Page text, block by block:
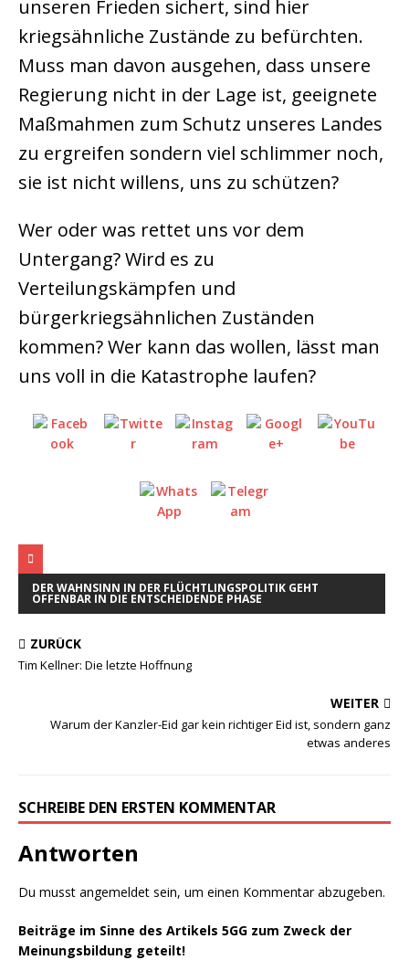
unseren Frieden sichert, sind hier
kriegsähnliche Zustände zu befürchten.
Muss man davon ausgehen, dass unsere
Regierung nicht in der Lage ist, geeignete
Maßmahmen zum Schutz unseres Landes
zu ergreifen sondern viel schlimmer noch,
sie ist nicht willens, uns zu schützen?
Wer oder was rettet uns vor dem
Untergang? Wird es zu
Verteilungskämpfen und
bürgerkriegsähnlichen Zuständen
kommen? Wer kann das wollen, lässt man
uns voll in die Katastrophe laufen?
DER WAHNSINN IN DER FLÜCHTLINGSPOLITIK GEHT
OFFENBAR IN DIE ENTSCHEIDENDE PHASE
ZURÜCK
Tim Kellner: Die letzte Hoffnung
WEITER
Warum der Kanzler-Eid gar kein richtiger Eid ist, sondern ganz
etwas anderes
SCHREIBE DEN ERSTEN KOMMENTAR
Antworten
Du musst angemeldet sein, um einen Kommentar abzugeben.
Beiträge im Sinne des Artikels 5GG zum Zweck der
Meinungsbildung geteilt!